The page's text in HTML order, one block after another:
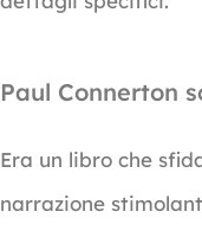
Paul Connerton
Era un libro che
narrazione